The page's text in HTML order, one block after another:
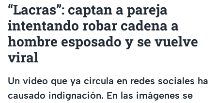
“Lacras”: captan a pareja
intentando robar cadena a
hombre esposado y se vuelve
viral
Un video que ya circula en redes sociales ha
causado indignación. En las imágenes se